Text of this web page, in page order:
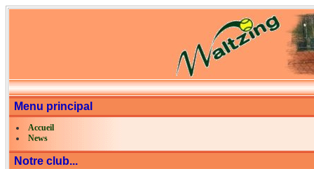
Menu principal
Accueil
News
Notre club...